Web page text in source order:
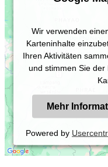
Wir verwenden
Karteninhalte
Ihren Aktivitäten
und stimmen Sie
Mehr
Powered by